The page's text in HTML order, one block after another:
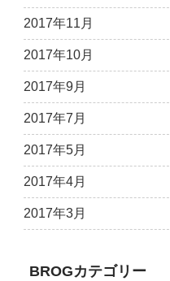
2017年11月
2017年10月
2017年9月
2017年7月
2017年5月
2017年4月
2017年3月
BROGカテゴリー